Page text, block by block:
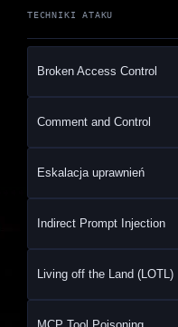
TECHNIKI ATAKU
Broken Access Control
Comment and Control
Eskalacja uprawnień
Indirect Prompt Injection
Living off the Land (LOTL)